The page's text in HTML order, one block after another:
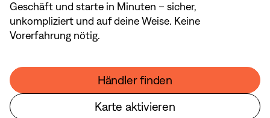
Geschäft und starte in Minuten – sicher,
unkompliziert und auf deine Weise. Keine
Vorerfahrung nötig.
Händler finden
Karte aktivieren